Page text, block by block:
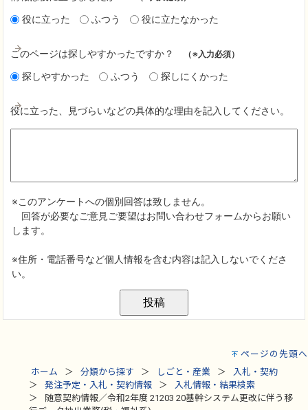
ページの先頭へ
ホーム
分類から探す しごと・産業
入札・契約
発注予定・入札・契約情報
入札情報・結果検索
随意契約情報／令和2年度 21203 20基幹システム更改に伴う移